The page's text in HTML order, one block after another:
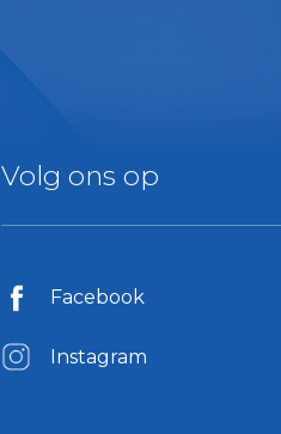
Volg ons op
Facebook
Instagram